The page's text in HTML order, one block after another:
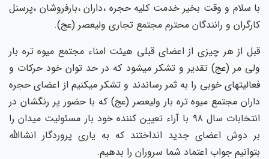
با سلام و وقت بخیر خدمت کلیه حجره ،داران ،بارفروشان ،پرسنل
کارگران و رانندگان محترم مجتمع تجاری ولیعصر (عج).
قبل از هر چیزی از اعضای قبلی هیئت امناء مجتمع میوه تره بار
ولی مر (عج) تقدیر و تشکر میشود که در حد توان خود حرکات و
فعالیتهای خوبی را به ثمر رساندند و تشکر میکنیم از اعضای حجره
داران مجتمع میوه تره بار ولیعصر (عج) که با حضور پر رنگشان در
انتخابات سال ۹۸ با آراء تعیین کننده خود بار مسئولیت میدان را
بر دوش اعضای جدید انداختند که به یاری پروردگار انشاالله
بتوانیم جواب اعتماد شما سروران را بدهیم.